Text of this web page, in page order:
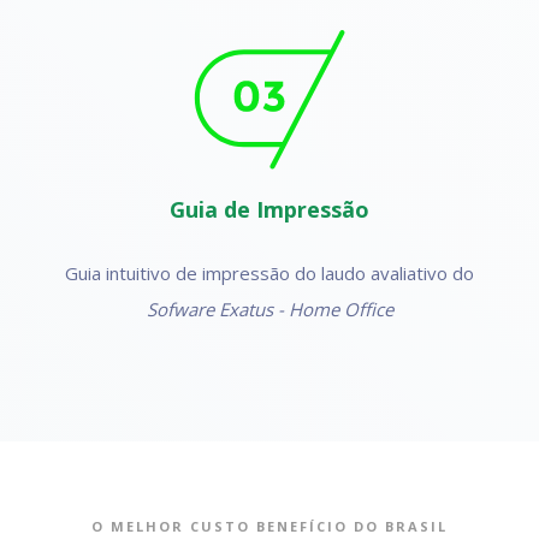
Guia de Impressão
Guia intuitivo de impressão do laudo avaliativo do
Sofware Exatus - Home Office
O MELHOR CUSTO BENEFÍCIO DO BRASIL